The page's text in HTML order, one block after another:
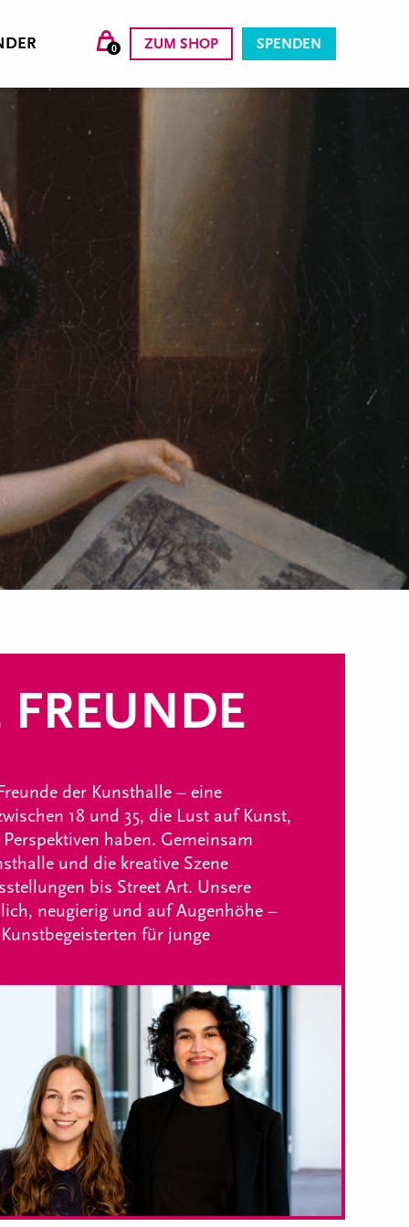
0 ZUM SHOP SPENDEN
FREUNDE
der Kunsthalle – eine
18 und 35, die Lust auf Kunst,
haben. Gemeinsam
und die kreative Szene
bis Street Art. Unsere
neugierig und auf Augenhöhe –
für junge